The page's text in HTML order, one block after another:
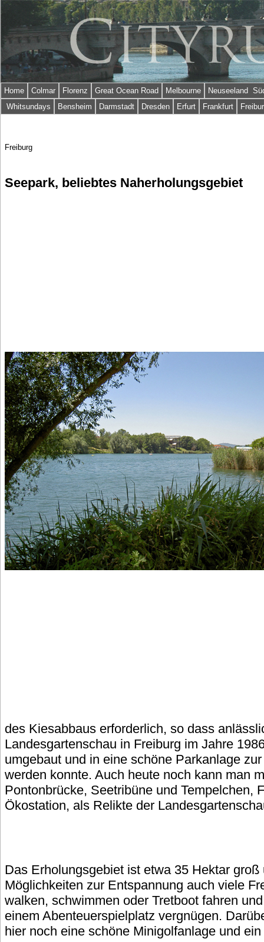
Home Colmar Florenz Great Ocean Road Melbourne
Neuseeland
Whitsundays
Bensheim Darmstadt Dresden Erfurt Frankfurt
Freiburg
Seepark, beliebtes Naherholungsgebiet
des Kiesabbaus erforderlich, so dass
Landesgartenschau in Freiburg im Jahre
umgebaut und in eine schöne Parkanlage
werden konnte. Auch heute noch kann man
Pontonbrücke, Seetribüne und Tempelchen,
Ökostation, als Relikte der
Das Erholungsgebiet ist etwa 35 Hektar groß
Möglichkeiten zur Entspannung auch viele
walken, schwimmen oder Tretboot fahren
einem Abenteuerspielplatz vergnügen.
hier noch eine schöne Minigolfanlage und